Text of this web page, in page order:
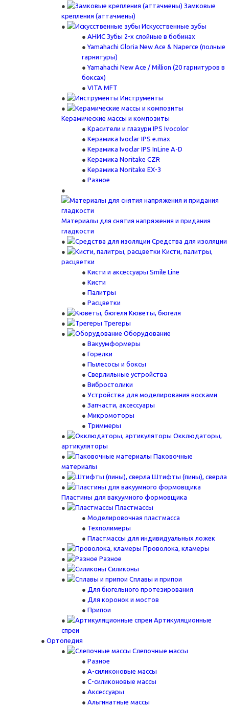
Замковые
крепления (аттачмены)
Искусственные зубы
АНИС Зубы 2-х слойные в бобинах
Yamahachi Gloria New Ace & Naperce (полные
гарнитуры)
Yamahachi New Ace / Million (20 гарнитуров в
боксах)
VITA MFT
Инструменты
Керамические массы и композиты
Красители и глазури IPS Ivocolor
Керамика Ivoclar IPS e.max
Керамика Ivoclar IPS InLine A-D
Керамика Noritake CZR
Керамика Noritake EX-3
Разное
Материалы для снятия напряжения и придания
гладкости
Средства для изоляции
Кисти, палитры,
расцветки
Кисти и аксессуары Smile Line
Кисти
Палитры
Расцветки
Кюветы, бюгеля
Трегеры
Оборудование
Вакуумформеры
Горелки
Пылесосы и боксы
Сверлильные устройства
Вибростолики
Устройства для моделирования восками
Запчасти, аксессуары
Микромоторы
Триммеры
Окклюдаторы,
артикуляторы
Паковочные
материалы
Штифты (пины), сверла
Пластины для вакуумного формовщика
Пластмассы
Моделировочная пластмасса
Техполимеры
Пластмассы для индивидуальных ложек
Проволока, кламеры
Разное
Силиконы
Сплавы и припои
Для бюгельного протезирования
Для коронок и мостов
Припои
Артикуляционные
спреи
Ортопедия
Слепочные массы
Разное
А-силиконовые массы
С-силиконовые массы
Аксессуары
Альгинатные массы